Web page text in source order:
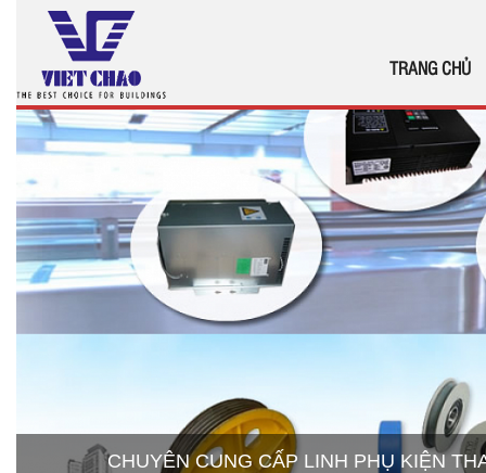
TRANG CHỦ
CHUYÊN CUNG CẤP LINH PHỤ KIỆN